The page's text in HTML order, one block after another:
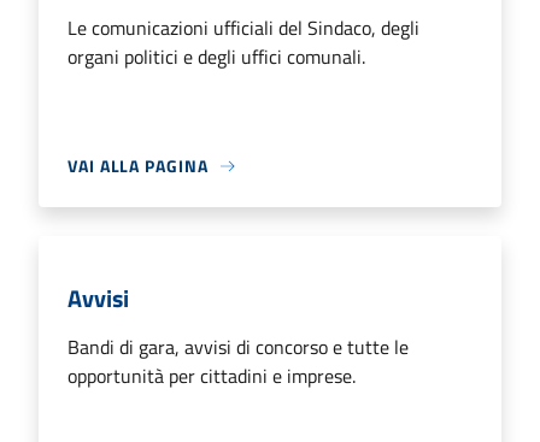
Le comunicazioni ufficiali del Sindaco, degli
organi politici e degli uffici comunali.
VAI ALLA PAGINA
Avvisi
Bandi di gara, avvisi di concorso e tutte le
opportunità per cittadini e imprese.